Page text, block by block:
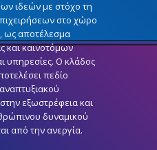
ιδεών με στόχο τη
στο χώρο
ως αποτέλεσμα
και καινοτόμων
υπηρεσίες. Ο κλάδος
πεδίο
εξωστρέφεια και
δυναμικού
από την ανεργία.